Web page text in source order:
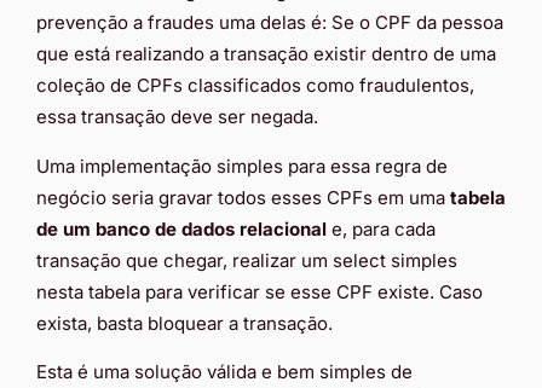
prevenção a fraudes uma delas é: Se o CPF da pessoa
que está realizando a transação existir dentro de uma
coleção de CPFs classificados como fraudulentos,
essa transação deve ser negada.
Uma implementação simples para essa regra de
negócio seria gravar todos esses CPFs em uma tabela
de um banco de dados relacional e, para cada
transação que chegar, realizar um select simples
nesta tabela para verificar se esse CPF existe. Caso
exista, basta bloquear a transação.
Esta é uma solução válida e bem simples de